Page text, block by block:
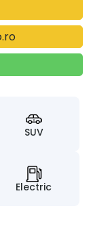
SUV
Electric